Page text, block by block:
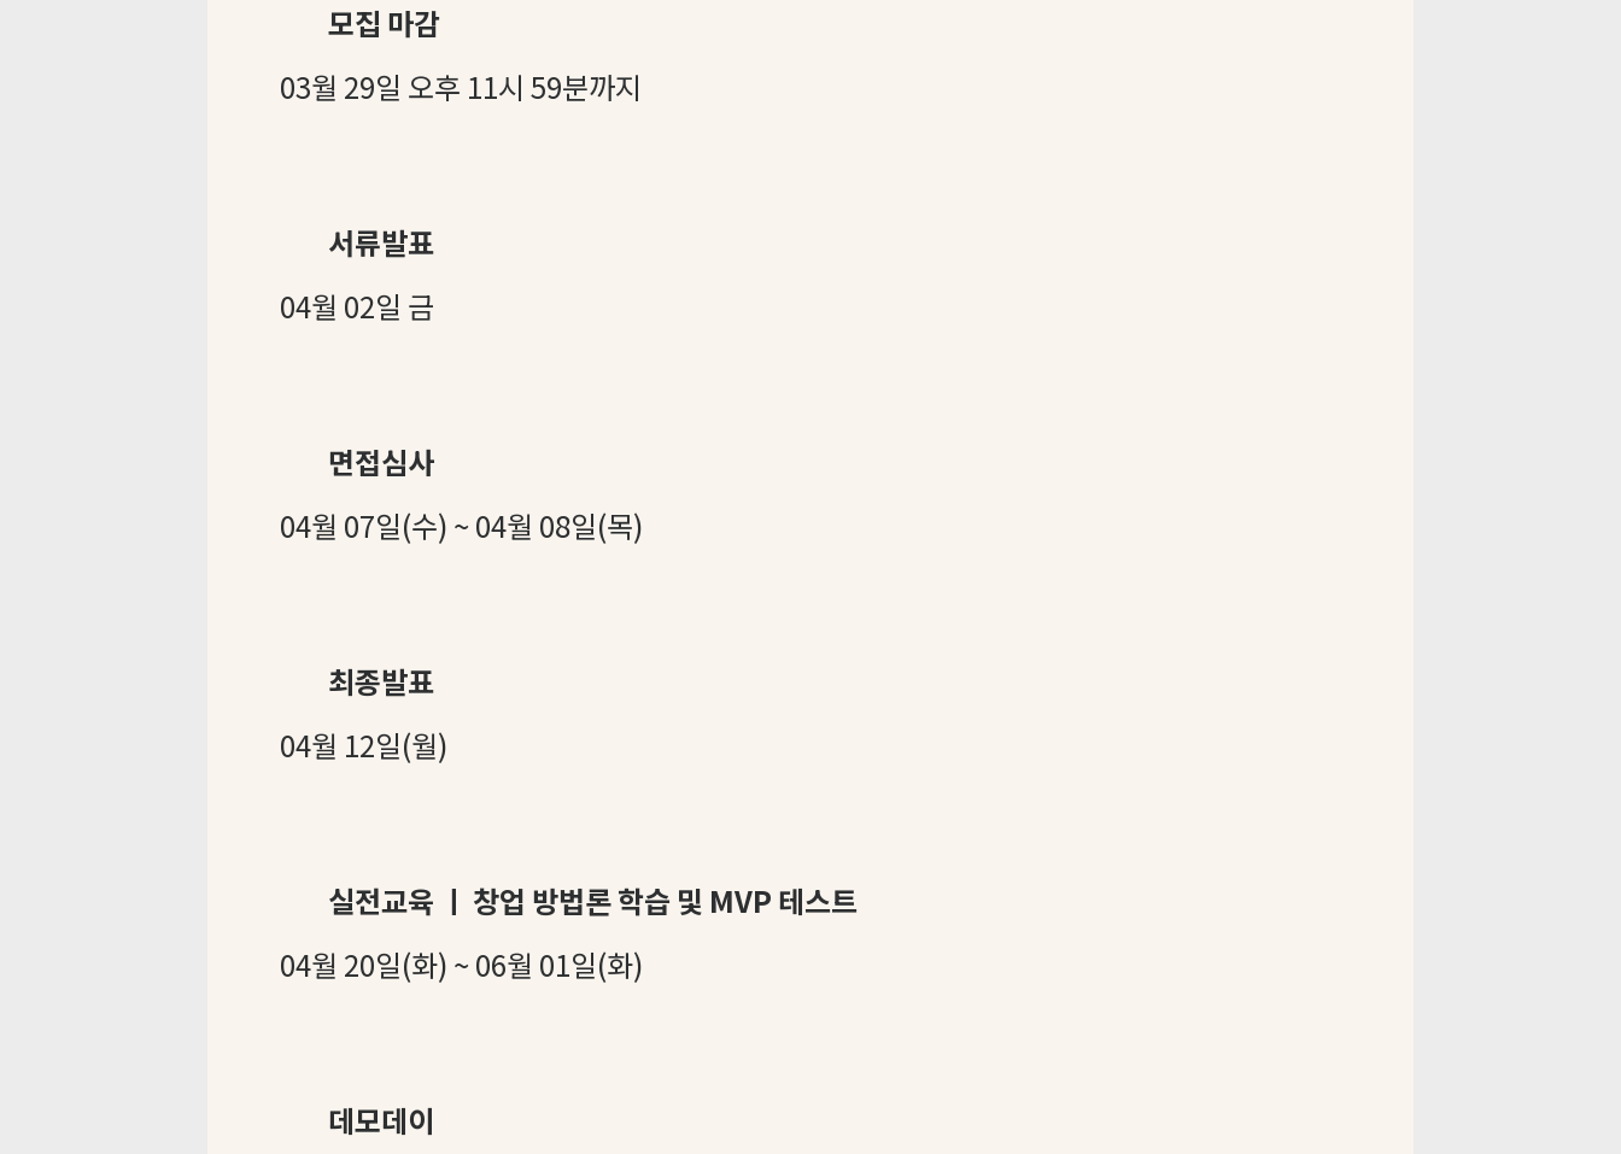
모집 마감
03월 29일 오후 11시 59분까지
서류발표
04월 02일 금
면접심사
04월 07일(수) ~ 04월 08일(목)
최종발표
04월 12일(월)
실전교육 ㅣ 창업 방법론 학습 및 MVP 테스트
04월 20일(화) ~ 06월 01일(화)
데모데이